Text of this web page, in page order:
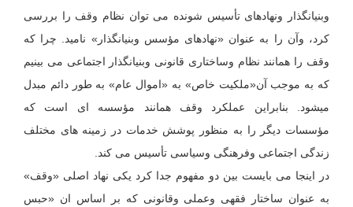
وبنیانگذار ونهادهای تأسیس شونده می توان نظام وقف را بررسی
کرد، وآن را به عنوان «نهادهای مؤسس وبنیانگذار» نامید. چرا که
وقف را همانند نظام وساختاری قانونی وبنیانگذار اجتماعی می بینیم
که به موجب آن«ملکیت خاص» به «اموال عام» به طور دائم مبدل
میشود. بنابراین عملکرد وقف همانند مؤسسه ای است که
مؤسسات دیگر را به منظور پوشش خدمات در زمینه های مختلف
زندگی اجتماعی وفرهنگی وسیاسی تأسیس می کند.
در اینجا می بایست بین دو مفهوم جدا کرد یکی نهاد اصلی «وقف»
به عنوان ساختار فقهی وعملی وقانونی که بر اساس ان «حبس